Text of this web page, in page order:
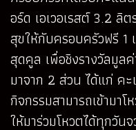
อร์ด เอเวอเรสต์ 3.2 ลิ
สุขให้กับครอบครัวฟรี 1
สุดคูล เพื่อชิงรางวัลมู
มาจาก 2 ส่วน ได้แก่ คะ
กิจกรรมสามารถเข้ามา
ให้มาร่วมโหวตได้ทุกวั